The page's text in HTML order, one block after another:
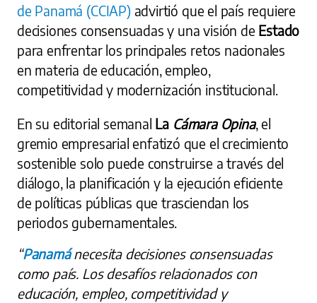
de Panamá (CCIAP) advirtió que el país requiere
decisiones consensuadas y una visión de Estado
para enfrentar los principales retos nacionales
en materia de educación, empleo,
competitividad y modernización institucional.
En su editorial semanal La Cámara Opina, el
gremio empresarial enfatizó que el crecimiento
sostenible solo puede construirse a través del
diálogo, la planificación y la ejecución eficiente
de políticas públicas que trasciendan los
periodos gubernamentales.
“Panamánecesita decisiones consensuadas
como país. Los desafíos relacionados con
educación, empleo, competitividad y